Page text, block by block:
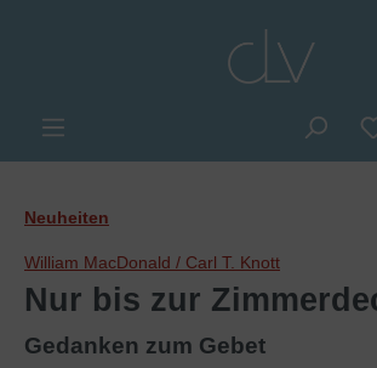
Neuheiten
William MacDonald / Carl T. Knott
Nur bis zur
Gedanken zum Gebet